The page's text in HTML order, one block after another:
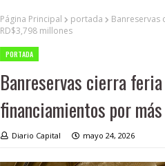
Página Principal portada
Banreservas
RD$3,798 millones
PORTADA
Banreservas cierra
financiamientos por
Diario Capital mayo 24, 2026